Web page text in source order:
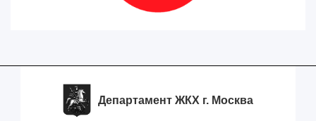
Департамент ЖКХ г. Москва